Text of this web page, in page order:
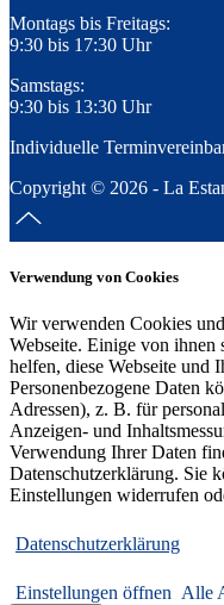
Montags bis Freitags:
9:30 bis 17:30 Uhr
Samstags:
9:30 bis 13:30 Uhr
Individuelle
Copyright © 2026 - La
Verwendung von Cookies
Wir verwenden Cookies
Webseite. Einige von ihnen
helfen, diese Webseite und
Personenbezogene Daten
Adressen), z. B. für
Anzeigen- und
Verwendung Ihrer Daten
Datenschutzerklärung. Sie
Einstellungen widerrufen
Datenschutzerklärung
Einstellungen öffnen Alle